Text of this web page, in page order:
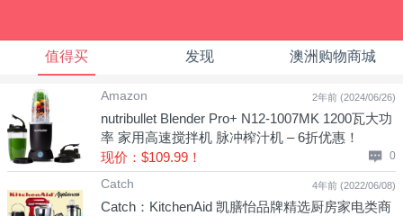
值得买 发现 澳洲购物商城
2年前 (2024/06/26)
Amazon
nutribullet Blender Pro+ ‎N12-1007MK 1200瓦大功
率 家用高速搅拌机 脉冲榨汁机 – 6折优惠！
现价：$109.99！
0
4年前 (2022/06/08)
Catch
Catch：KitchenAid 凯膳怡品牌精选厨房家电类商